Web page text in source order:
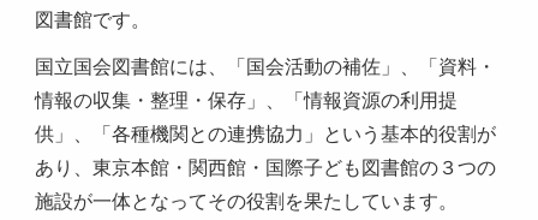
図書館です。
国立国会図書館には、「国会活動の補佐」、「資料・
情報の収集・整理・保存」、「情報資源の利用提
供」、「各種機関との連携協力」という基本的役割が
あり、東京本館・関西館・国際子ども図書館の３つの
施設が一体となってその役割を果たしています。